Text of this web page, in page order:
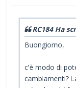
RC184 Ha
Buongiorno,
c'è modo di
cambiamenti?